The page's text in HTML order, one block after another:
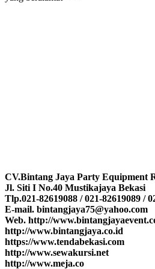
CV.Bintang Jaya Party Equipment
Jl. Siti I No.40 Mustikajaya Bekasi
Tlp.021-82619088 / 021-82619089 /
E-mail. bintangjaya75@yahoo.com
Web. http://
http://www.bintangjaya.co.id
https://www.tendabekasi.com
http://www.sewakursi.net
http://www.meja.co